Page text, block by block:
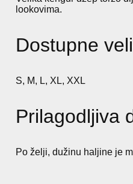
lookovima.
Dostupne
S, M, L, XL, XXL
Prilagodljiva
Po želji, dužinu haljine je